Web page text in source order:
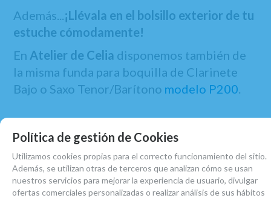
Además...¡Llévala en el bolsillo exterior de tu
estuche cómodamente!
En Atelier de Celia disponemos también de
la misma funda para boquilla de Clarinete
Bajo o Saxo Tenor/Barítono modelo P200.
MARCA
VANDOREN
FAMILIAS RELACIONADAS
Política de gestión de Cookies
Utilizamos cookies propias para el correcto funcionamiento del sitio.
Además, se utilizan otras de terceros que analizan cómo se usan
nuestros servicios para mejorar la experiencia de usuario, divulgar
ofertas comerciales personalizadas o realizar análisis de sus hábitos